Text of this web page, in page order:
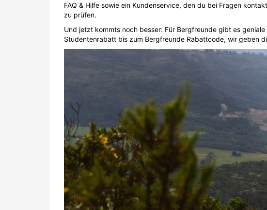
FAQ & Hilfe sowie ein Kundenservice, den du bei Fragen
zu prüfen.
Und jetzt kommts noch besser: Für Bergfreunde gibt es
Studentenrabatt bis zum Bergfreunde Rabattcode, wir geben